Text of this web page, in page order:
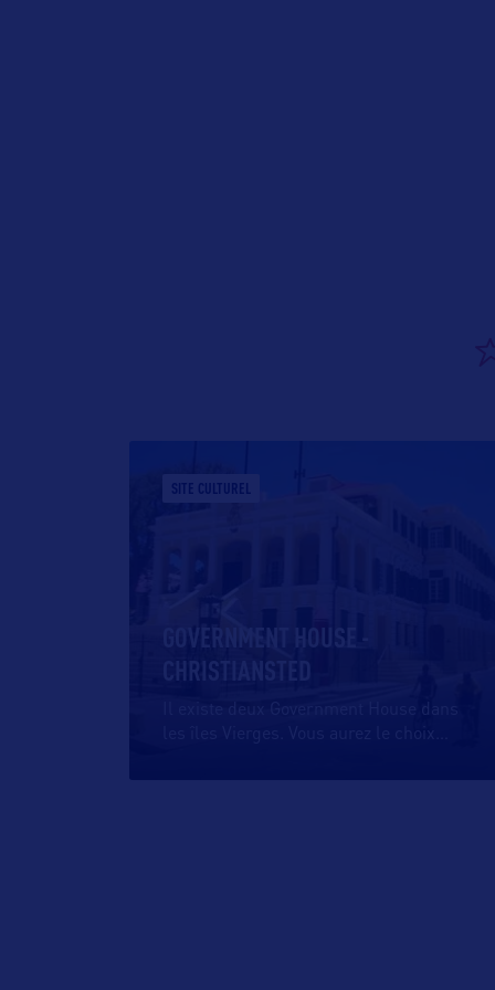
SITE CULTUREL
GOVERNMENT HOUSE -
CHRISTIANSTED
les îles Vierges. Vous aurez le choix